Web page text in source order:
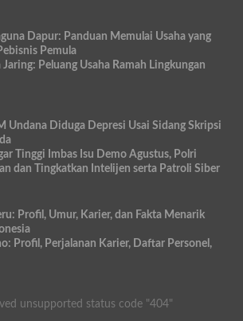
Dapur: Panduan Memulai Usaha yang
Pemula
Jaring: Peluang Usaha Ramah Lingkungan
Undana Diduga Depresi Usai Sidang Skripsi
Tinggi Imbas Isu Demo Agustus, Polri
dan Tingkatkan Intelijen serta Patroli Siber
Profil, Umur, Karier, dan Fakta Menarik
Profil, Perjalanan Karier, Daftar Personel,
unsupported status code "404"